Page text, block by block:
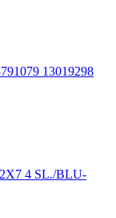
13019298
4 SL./BLU-